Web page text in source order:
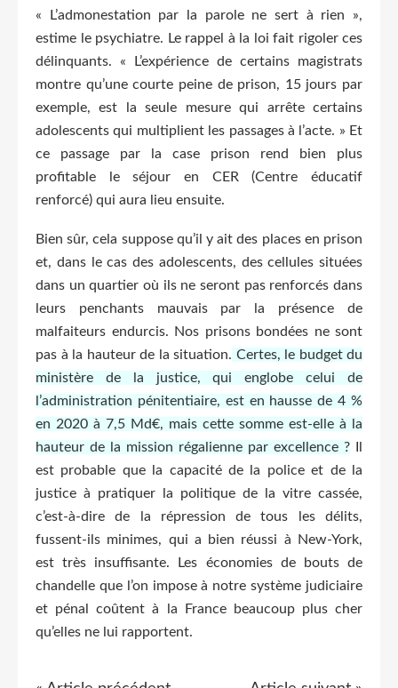
« L’admonestation par la parole ne sert à rien »,
estime le psychiatre. Le rappel à la loi fait rigoler ces
délinquants. « L’expérience de certains magistrats
montre qu’une courte peine de prison, 15 jours par
exemple, est la seule mesure qui arrête certains
adolescents qui multiplient les passages à l’acte. » Et
ce passage par la case prison rend bien plus
profitable le séjour en CER (Centre éducatif
renforcé) qui aura lieu ensuite.
Bien sûr, cela suppose qu’il y ait des places en prison
et, dans le cas des adolescents, des cellules situées
dans un quartier où ils ne seront pas renforcés dans
leurs penchants mauvais par la présence de
malfaiteurs endurcis. Nos prisons bondées ne sont
pas à la hauteur de la situation. Certes, le budget du
ministère de la justice, qui englobe celui de
l’administration pénitentiaire, est en hausse de 4 %
en 2020 à 7,5 Md€, mais cette somme est-elle à la
hauteur de la mission régalienne par excellence ?
est probable que la capacité de la police et de la
justice à pratiquer la politique de la vitre cassée,
c’est-à-dire de la répression de tous les délits,
fussent-ils minimes, qui a bien réussi à New-York,
est très insuffisante. Les économies de bouts de
chandelle que l’on impose à notre système judiciaire
et pénal coûtent à la France beaucoup plus cher
qu’elles ne lui rapportent.